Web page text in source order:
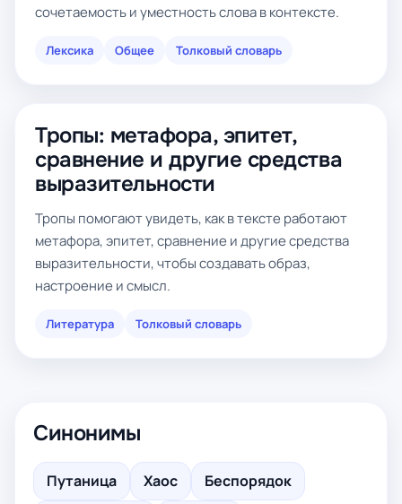
сочетаемость и уместность слова в контексте.
Лексика Общее Толковый словарь
Тропы: метафора, эпитет,
сравнение и другие средства
выразительности
Тропы помогают увидеть, как в тексте работают
метафора, эпитет, сравнение и другие средства
выразительности, чтобы создавать образ,
настроение и смысл.
Литература Толковый словарь
Синонимы
Путаница Хаос
Беспорядок